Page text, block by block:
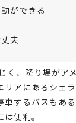
ができる
夫
く、降り場がア
リアにあるシェ
するバスもあ
便利。